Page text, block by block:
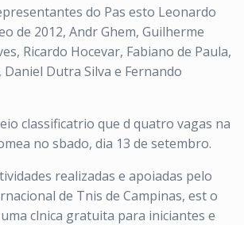
do Pas esto Leonardo
de 2012, Andr Ghem, Guilherme
Ricardo Hocevar, Fabiano de Paula,
Dutra Silva e Fernando
classificatrio que d quatro vagas na
no sbado, dia 13 de setembro.
realizadas e apoiadas pelo
de Tnis de Campinas, est o
clnica gratuita para iniciantes e